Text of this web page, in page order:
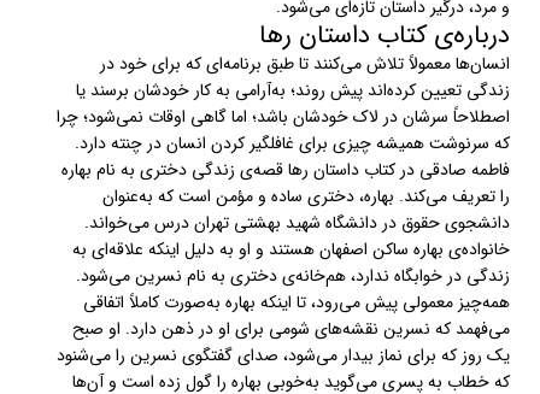
و مرد، درگیر داستان تازه‌ای می‌شود.
درباره‌ی کتاب داستان رها
انسان‌ها معمولاً تلاش می‌کنند تا طبق برنامه‌ای که برای خود در
زندگی تعیین کرده‌اند پیش روند؛ به‌آرامی به کار خودشان برسند یا
اصطلاحاً سرشان در لاک خودشان باشد؛ اما گاهی اوقات نمی‌شود؛ چرا
که سرنوشت همیشه چیزی برای غافلگیر کردن انسان در چنته دارد.
فاطمه صادقی در کتاب داستان رها قصه‌ی زندگی دختری به نام بهاره
را تعریف می‌کند. بهاره، دختری ساده و مؤمن است که به‌عنوان
دانشجوی حقوق در دانشگاه شهید بهشتی تهران درس می‌خواند.
خانواده‌ی بهاره ساکن اصفهان هستند و او به‌ دلیل اینکه علاقه‌ای به
زندگی در خوابگاه ندارد، هم‌خانه‌ی دختری به نام نسرین می‌شود.
همه‌چیز معمولی پیش می‌رود، تا اینکه بهاره به‌صورت کاملاً اتفاقی
می‌فهمد که نسرین نقشه‌های شومی برای او در ذهن دارد. او صبح
یک روز که برای نماز بیدار می‌شود، صدای گفتگوی نسرین را می‌شنود
که خطاب به پسری می‌گوید به‌خوبی بهاره را گول زده است و آن‌ها